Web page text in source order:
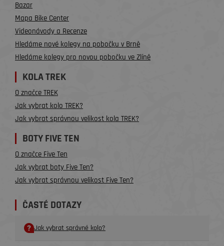
Bazar
Mapa Bike Center
Videonávody a Recenze
Hledáme nové kolegy na pobočku v Brně
Hledáme kolegy pro novou pobočku ve Zlíně
KOLA TREK
O značce TREK
Jak vybrat kolo TREK?
Jak vybrat správnou velikost kola TREK?
BOTY FIVE TEN
O značce Five Ten
Jak vybrat boty Five Ten?
Jak vybrat správnou velikost Five Ten?
ČASTÉ DOTAZY
Jak vybrat správné kolo?